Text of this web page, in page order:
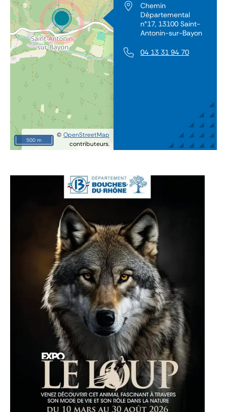
© OpenStreetMap
contributeurs.
500 m
Chemin
Départemental
n°17, 13100 Saint-
Antonin-sur-Bayon
04 13 31 94 70